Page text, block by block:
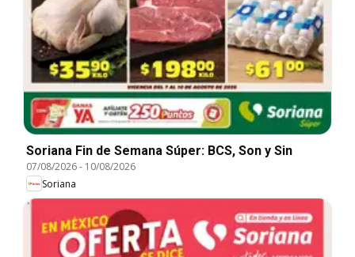
Soriana Fin de Semana Súper: BCS, Son y Sin
07/08/2026- 10/08/2026
Soriana